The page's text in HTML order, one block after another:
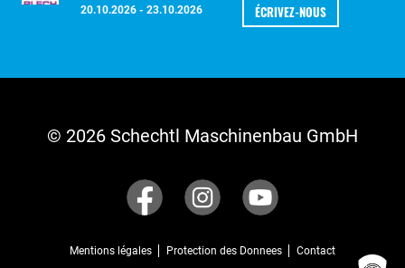
20.10.2026 - 23.10.2026
ÉCRIVEZ-NOUS
© 2026 Schechtl Maschinenbau GmbH
Mentions légales Protection des Donnees Contact